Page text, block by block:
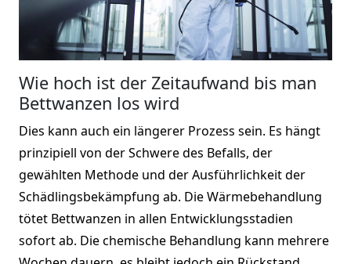
Wie hoch ist der Zeitaufwand bis man
Bettwanzen los wird
Dies kann auch ein längerer Prozess sein. Es hängt
prinzipiell von der Schwere des Befalls, der
gewählten Methode und der Ausführlichkeit der
Schädlingsbekämpfung ab. Die Wärmebehandlung
tötet Bettwanzen in allen Entwicklungsstadien
sofort ab. Die chemische Behandlung kann mehrere